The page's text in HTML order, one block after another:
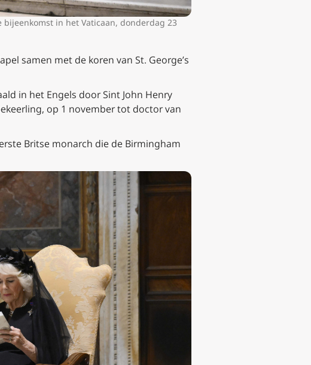
in het Vaticaan, donderdag 23
samen met de koren van St. George’s
in het Engels door Sint John Henry
op 1 november tot doctor van
Britse monarch die de Birmingham